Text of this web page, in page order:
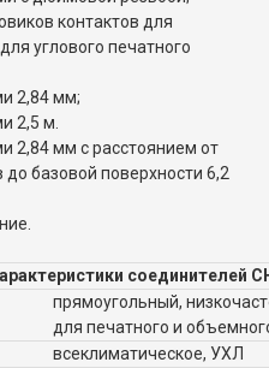
контактов для
углового печатного
2,84 мм;
2,5 м.
2,84 мм с расстоянием от
базовой поверхности 6,2
соединителей
прямоугольный,
для печатного и
всеклиматическое, УХЛ